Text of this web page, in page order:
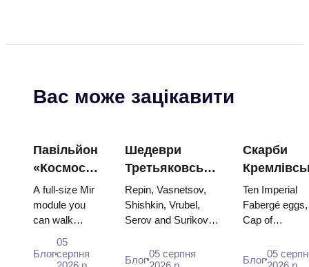
Вас може зацікавити
Павільйон
«Космос»
на ВДНГ:
всередині
найбільшої
космічної
виставки
A full-size Mir
module you
can walk
Energia–Buran
Блог
05
серпня
Шедеври
Третьяковської
галереї:
картини,
заради яких
планувати
Repin, Vasnetsov,
Shishkin, Vrubel,
Serov and Surikov
stop people, where
Блог 05 серпня
Скарби
зброї:
Фаберже,
трони та
вбрання
Ten Imperial
Fabergé
Cap of
double throne
Блог05